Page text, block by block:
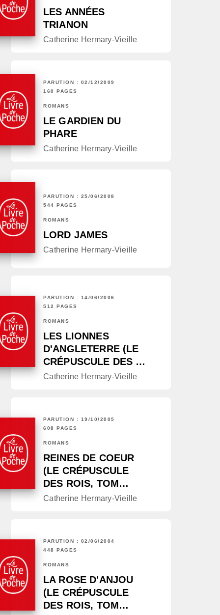
LES ANNÉES
TRIANON
Catherine Hermary-Vieille
PARUTION : 02/12/2009
160 PAGES
ROMANS
LE GARDIEN DU
PHARE
Catherine Hermary-Vieille
PARUTION : 25/06/2008
544 PAGES
ROMANS
LORD JAMES
Catherine Hermary-Vieille
PARUTION : 14/06/2006
512 PAGES
ROMANS
LES LIONNES
D'ANGLETERRE (LE
CRÉPUSCULE DES …
Catherine Hermary-Vieille
PARUTION : 19/10/2005
608 PAGES
ROMANS
REINES DE COEUR
(LE CRÉPUSCULE
DES ROIS, TOM…
Catherine Hermary-Vieille
PARUTION : 02/06/2004
448 PAGES
ROMANS
LA ROSE D'ANJOU
(LE CRÉPUSCULE
DES ROIS, TOM…